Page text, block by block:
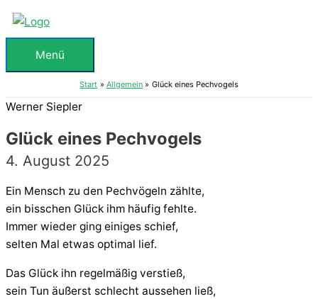
Zum
Inhalt
springenMenü
Menü
Start Allgemein Glück eines Pechvogels
Werner Siepler
Glück eines Pechvogels
4. August 2025
Ein Mensch zu den Pechvögeln zählte,
ein bisschen Glück ihm häufig fehlte.
Immer wieder ging einiges schief,
selten Mal etwas optimal lief.
Das Glück ihn regelmäßig verstieß,
sein Tun äußerst schlecht aussehen ließ,